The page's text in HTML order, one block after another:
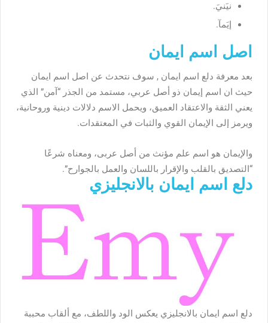
نيَنيَ.
إيَمآ.
اصل اسم ايمان
بعد معرفة دلع اسم ايمان , سوف نتحدث عن اصل اسم ايمان
حيث ان اسم إيمان ذو أصل عربي، مستمد من الجذر “آمن” الذي
يعني الثقة والاعتقاد العميق، ويحمل الاسم دلالات دينية وروحانية،
ويرمز إلى الإيمان القوي والثبات في المعتقدات.
والإيمان هو اسم علم مؤنث من أصل عربى، ومعناه شرعًا
“التصديق بالقلب والإقرار باللسان والعمل بالجوارح”.
دلع اسم ايمان بالانجليزي
دلع اسم ايمان بالانجليزي يعكس الود واللطف، مع ألقاب محببة